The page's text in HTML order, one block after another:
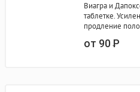
Виагра и
таблетке.
продление
от 90Р